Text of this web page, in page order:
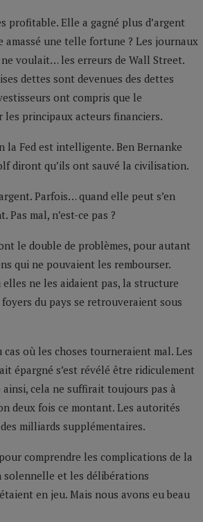
profitable. Elle a gagné plus d’argent
amassé une telle fortune ? Les journaux
voulait… les erreurs de Wall Street.
dettes sont devenues des dettes
ont compris que le
les principaux acteurs financiers.
la Fed est intelligente. Ben Bernanke
diront qu’ils ont sauvé la civilisation.
Parfois… quand elle peut s’en
mal, n’est-ce pas ?
le double de problèmes, pour autant
qui ne pouvaient les rembourser.
ne les aidaient pas, la structure
du pays se retrouveraient sous
où les choses tourneraient mal. Les
épargné s’est révélé être ridiculement
cela ne suffirait toujours pas à
deux fois ce montant. Les autorités
milliards supplémentaires.
comprendre les complications de la
solennelle et les délibérations
en jeu. Mais nous avons eu beau